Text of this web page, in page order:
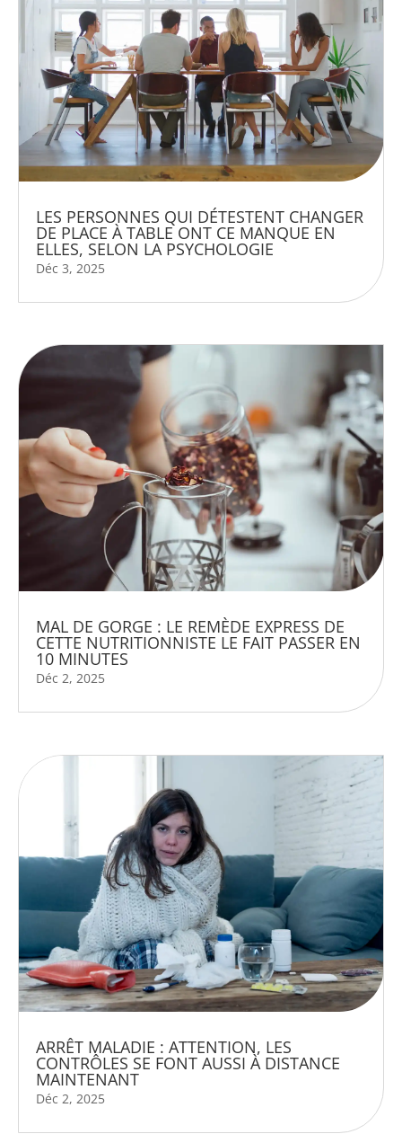
LES PERSONNES QUI DÉTESTENT CHANGER
DE PLACE À TABLE ONT CE MANQUE EN
ELLES, SELON LA PSYCHOLOGIE
Déc 3, 2025
MAL DE GORGE : LE REMÈDE EXPRESS DE
CETTE NUTRITIONNISTE LE FAIT PASSER EN
10 MINUTES
Déc 2, 2025
ARRÊT MALADIE : ATTENTION, LES
CONTRÔLES SE FONT AUSSI À DISTANCE
MAINTENANT
Déc 2, 2025